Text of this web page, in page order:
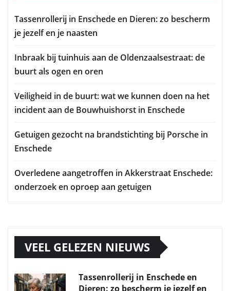
Tassenrollerij in Enschede en Dieren: zo bescherm
je jezelf en je naasten
Inbraak bij tuinhuis aan de Oldenzaalsestraat: de
buurt als ogen en oren
Veiligheid in de buurt: wat we kunnen doen na het
incident aan de Bouwhuishorst in Enschede
Getuigen gezocht na brandstichting bij Porsche in
Enschede
Overledene aangetroffen in Akkerstraat Enschede:
onderzoek en oproep aan getuigen
VEEL GELEZEN NIEUWS
Tassenrollerij in Enschede en
Dieren: zo bescherm je jezelf en